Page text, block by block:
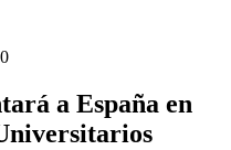
a España en